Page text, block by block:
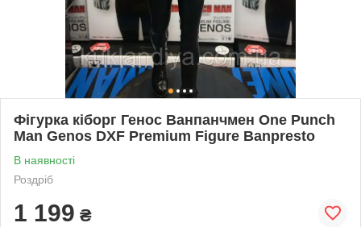
Фігурка кіборг Генос Ванпанчмен One Punch
Man Genos DXF Premium Figure Banpresto
В наявності
Роздріб
1 199 ₴